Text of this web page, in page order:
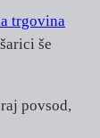
trgovina
še
povsod,